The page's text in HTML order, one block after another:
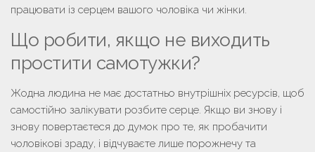
працювати із серцем вашого чоловіка чи жінки.
Що робити, якщо не виходить
простити самотужки?
Жодна людина не має достатньо внутрішніх ресурсів, щоб
самостійно залікувати розбите серце. Якщо ви знову і
знову повертаєтеся до думок про те, як пробачити
чоловікові зраду, і відчуваєте лише порожнечу та